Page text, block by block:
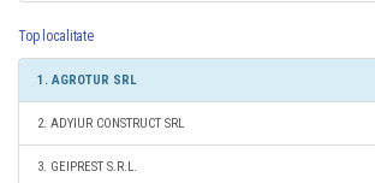
Top localitate
1. AGROTUR SRL
2. ADYIUR CONSTRUCT SRL
3. GEIPREST S.R.L.